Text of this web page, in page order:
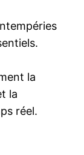
la
la
réel.